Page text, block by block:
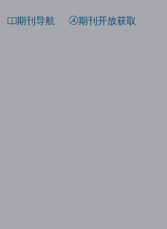
期刊导航 期刊开放获取